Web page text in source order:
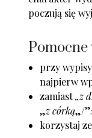
poczują się
przy
najpierw
zamiast„z
„z córką„/”
korzystaj